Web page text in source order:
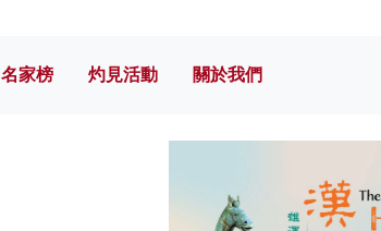
名家榜 灼見活動 關於我們